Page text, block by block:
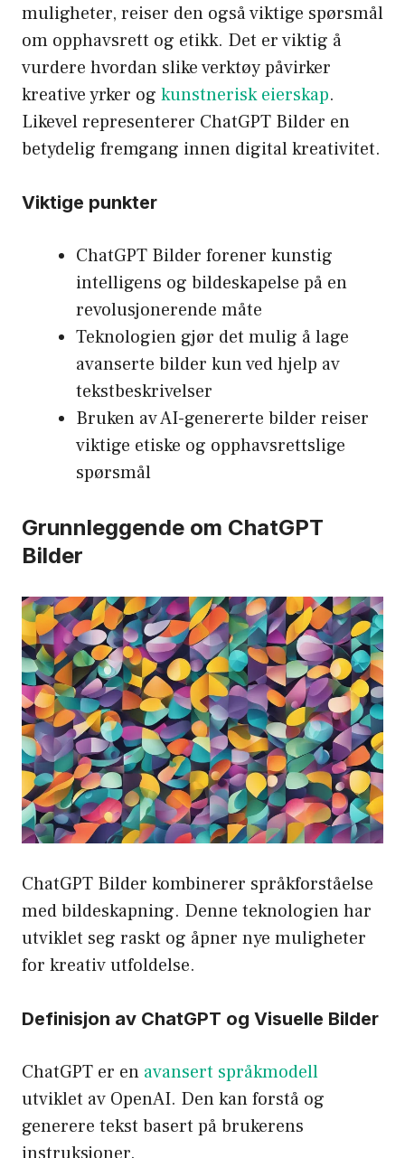
muligheter, reiser den også viktige spørsmål
om opphavsrett og etikk. Det er viktig å
vurdere hvordan slike verktøy påvirker
kreative yrker og kunstnerisk eierskap.
Likevel representerer ChatGPT Bilder en
betydelig fremgang innen digital kreativitet.
Viktige punkter
ChatGPT Bilder forener kunstig
intelligens og bildeskapelse på en
revolusjonerende måte
Teknologien gjør det mulig å lage
avanserte bilder kun ved hjelp av
tekstbeskrivelser
Bruken av AI-genererte bilder reiser
viktige etiske og opphavsrettslige
spørsmål
Grunnleggende om ChatGPT
Bilder
ChatGPT Bilder kombinerer språkforståelse
med bildeskapning. Denne teknologien har
utviklet seg raskt og åpner nye muligheter
for kreativ utfoldelse.
Definisjon av ChatGPT og Visuelle Bilder
ChatGPT er en avansert språkmodell
utviklet av OpenAI. Den kan forstå og
generere tekst basert på brukerens